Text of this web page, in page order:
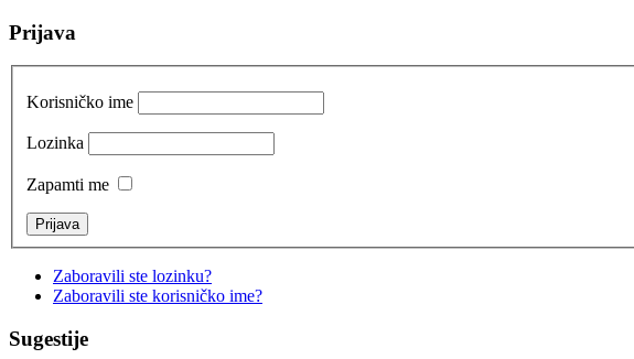
Prijava
Korisničko ime
Lozinka
Zapamti me
Zaboravili ste lozinku?
Zaboravili ste korisničko ime?
Sugestije